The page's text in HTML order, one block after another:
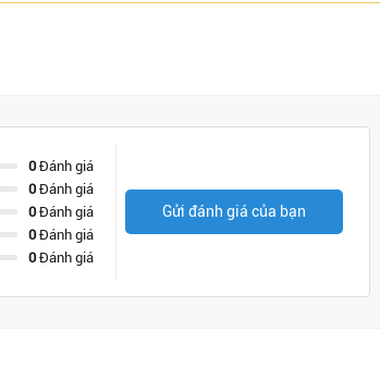
0Đánh giá
0Đánh giá
0Đánh giá
0Đánh giá
0Đánh giá
Gửi đánh giá của bạn